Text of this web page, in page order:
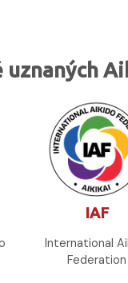
IAF
International
Federation